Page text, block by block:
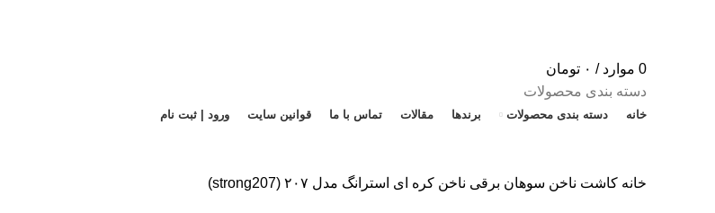
0 موارد / ۰ تومان
دسته بندی محصولات
خانه دسته بندی محصولات برندها مقالات تماس با ما قوانین سایت ورود | ثبت نام
خانه کاشت ناخن سوهان برقی ناخن کره ای استرانگ مدل ۲۰۷ (strong207)